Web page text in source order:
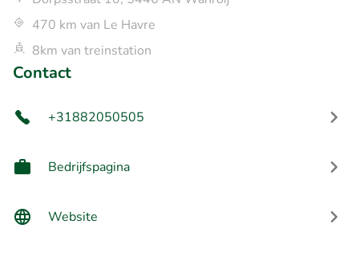
470 km van Le Havre
8km van treinstation
Contact
+31882050505
Bedrijfspagina
Website